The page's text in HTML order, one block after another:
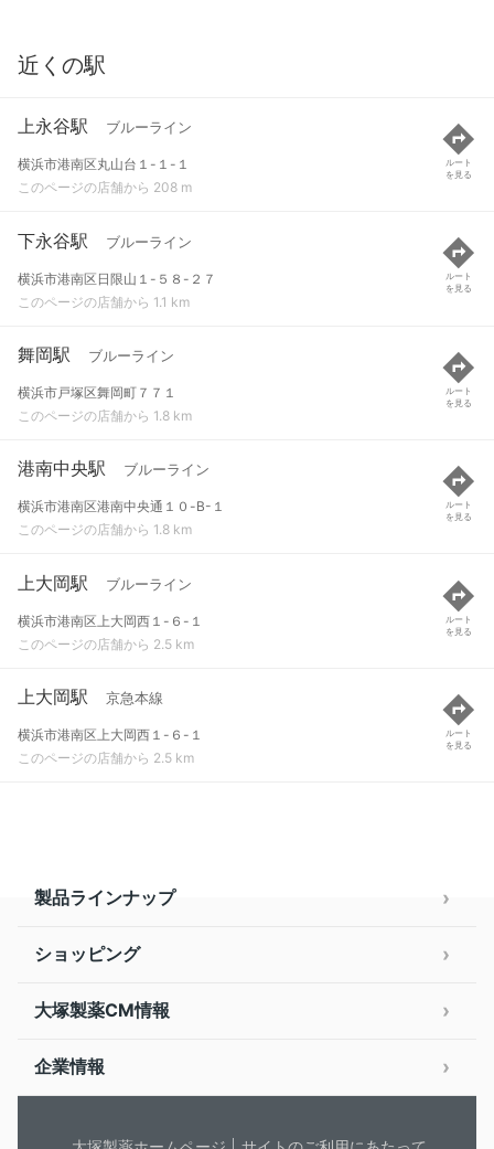
近くの駅
上永谷駅 ブルーライン
横浜市港南区丸山台１-１-１
このページの店舗から 208 m
ルート
を見る
下永谷駅 ブルーライン
横浜市港南区日限山１-５８-２７
このページの店舗から 1.1 km
ルート
を見る
舞岡駅 ブルーライン
横浜市戸塚区舞岡町７７１
このページの店舗から 1.8 km
ルート
を見る
港南中央駅 ブルーライン
横浜市港南区港南中央通１０-B-１
このページの店舗から 1.8 km
ルート
を見る
上大岡駅 ブルーライン
横浜市港南区上大岡西１-６-１
このページの店舗から 2.5 km
ルート
を見る
上大岡駅 京急本線
横浜市港南区上大岡西１-６-１
このページの店舗から 2.5 km
ルート
を見る
製品ラインナップ
ショッピング
大塚製薬CM情報
企業情報